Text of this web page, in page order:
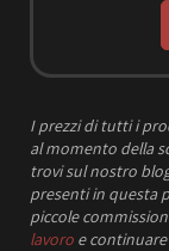
I prezzidi tutti i
al momento della
trovi sul nostro
presenti in questa
piccole
lavoro e